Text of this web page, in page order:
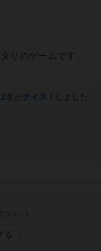
リのゲームです。
2名がナイス！ しました
コメント
る